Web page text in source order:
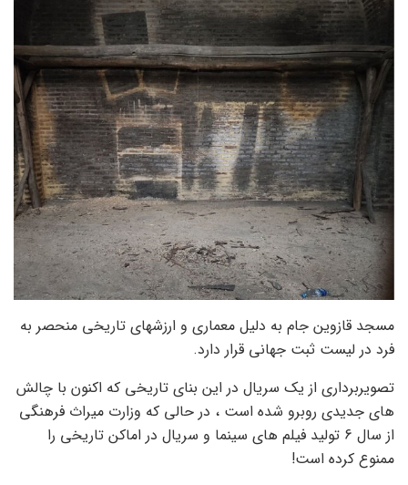
مسجد قازوین جام به دلیل معماری و ارزشهای تاریخی منحصر به
فرد در لیست ثبت جهانی قرار دارد.
تصویربرداری از یک سریال در این بنای تاریخی که اکنون با چالش
های جدیدی روبرو شده است ، در حالی که وزارت میراث فرهنگی
از سال 6 تولید فیلم های سینما و سریال در اماکن تاریخی را
ممنوع کرده است!